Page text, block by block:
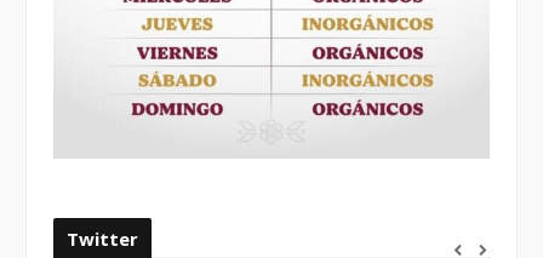
Twitter